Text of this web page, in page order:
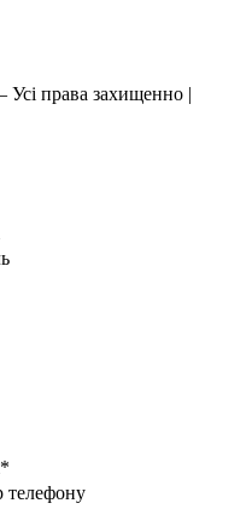
Усі права захищенно |
телефону